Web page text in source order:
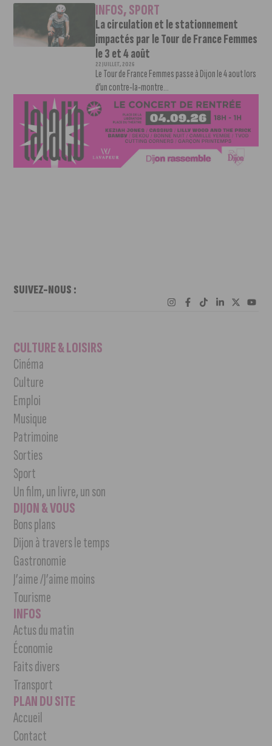
INFOS,SPORT
La circulation et le stationnement
impactés par le Tour de France Femmes
le 3 et 4 août
22 JUILLET, 2026
Le Tour de France Femmes passe à Dijon le 4 aout lors
d’un contre-la-montre...
SUIVEZ-NOUS :
CULTURE & LOISIRS
Cinéma
Culture
Emploi
Musique
Patrimoine
Sorties
Sport
Un film, un livre, un son
DIJON & VOUS
Bons plans
Dijon à travers le temps
Gastronomie
J’aime /J’aime moins
Tourisme
INFOS
Actus du matin
Économie
Faits divers
Transport
PLAN DU SITE
Accueil
Contact